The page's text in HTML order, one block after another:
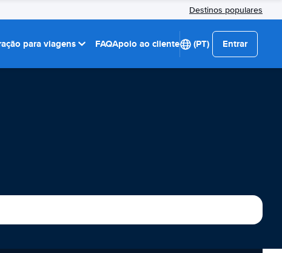
Destinos populares
para viagens FAQApoio ao cliente (PT) Entrar